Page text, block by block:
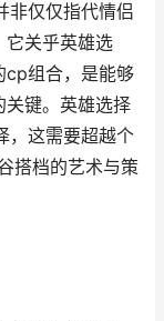
非仅仅指代情侣
它关乎英雄选
cp组合，是能够
关键。英雄选择
，这需要超越个
搭档的艺术与策